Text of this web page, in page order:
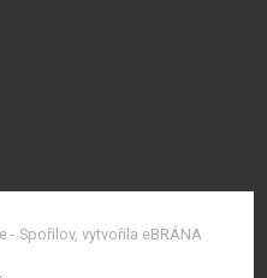
Spořilov, vytvořila eBRÁNA